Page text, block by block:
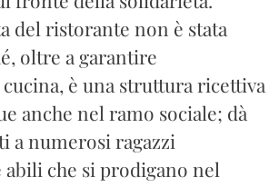
del ristorante non è stata
oltre a garantire
cucina, è una struttura ricettiva
anche nel ramo sociale; dà
a numerosi ragazzi
che si prodigano nel